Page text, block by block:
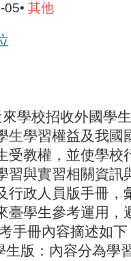
05• 其他
學校招收外國學
生學習權益及我國
受教權，並使學校
習與實習相關資訊
行政人員版手冊，
臺學生參考運用，
手冊內容摘述如下
版：內容分為學